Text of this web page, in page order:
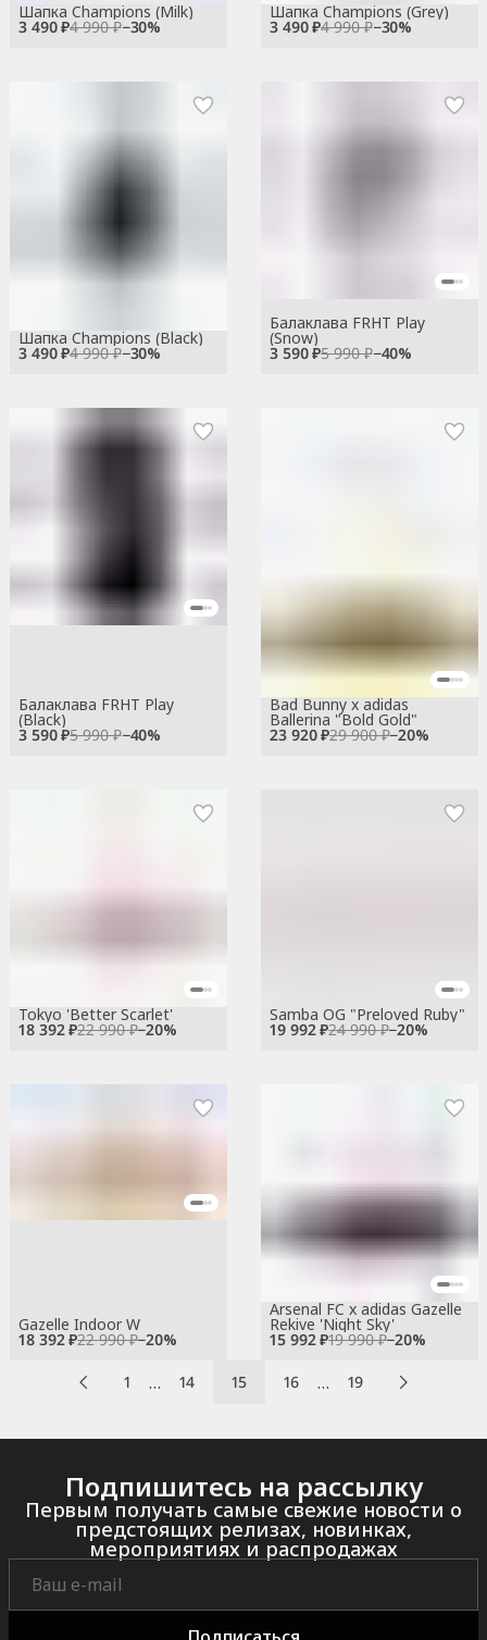
3 490 ₽4 990 ₽−30%
Шапка Champions (Milk)
3 490 ₽4 990 ₽−30%
Шапка Champions (Grey)
3 490 ₽4 990 ₽−30%
Шапка Champions (Black)
3 590 ₽5 990 ₽−40%
Балаклава FRHT Play
(Snow)
3 590 ₽5 990 ₽−40%
Балаклава FRHT Play
(Black)
23 920 ₽29 900 ₽−20%
Bad Bunny x adidas
Ballerina "Bold Gold"
18 392 ₽22 990 ₽−20%
Tokyo 'Better Scarlet'
19 992 ₽24 990 ₽−20%
Samba OG "Preloved Ruby"
18 392 ₽22 990 ₽−20%
Gazelle Indoor W
15 992 ₽19 990 ₽−20%
Arsenal FC x adidas Gazelle
Rekive 'Night Sky'
1 … 14 15 16 … 19
Подпишитесь на рассылку
Первым получать самые свежие новости о
предстоящих релизах, новинках,
мероприятиях и распродажах